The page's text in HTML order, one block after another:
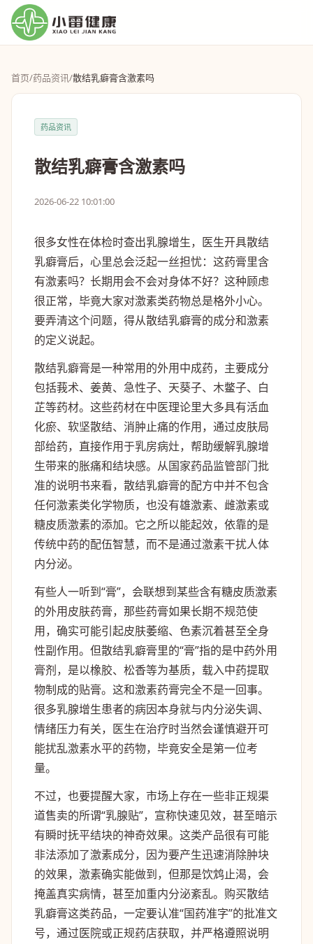
首页/药品资讯/散结乳癖膏含激素吗
药品资讯
散结乳癖膏含激素吗
2026-06-22 10:01:00
很多女性在体检时查出乳腺增生，医生开具散结
乳癖膏后，心里总会泛起一丝担忧：这药膏里含
有激素吗？长期用会不会对身体不好？这种顾虑
很正常，毕竟大家对激素类药物总是格外小心。
要弄清这个问题，得从散结乳癖膏的成分和激素
的定义说起。
散结乳癖膏是一种常用的外用中成药，主要成分
包括莪术、姜黄、急性子、天葵子、木鳖子、白
芷等药材。这些药材在中医理论里大多具有活血
化瘀、软坚散结、消肿止痛的作用，通过皮肤局
部给药，直接作用于乳房病灶，帮助缓解乳腺增
生带来的胀痛和结块感。从国家药品监管部门批
准的说明书来看，散结乳癖膏的配方中并不包含
任何激素类化学物质，也没有雄激素、雌激素或
糖皮质激素的添加。它之所以能起效，依靠的是
传统中药的配伍智慧，而不是通过激素干扰人体
内分泌。
有些人一听到“膏”，会联想到某些含有糖皮质激素
的外用皮肤药膏，那些药膏如果长期不规范使
用，确实可能引起皮肤萎缩、色素沉着甚至全身
性副作用。但散结乳癖膏里的“膏”指的是中药外用
膏剂，是以橡胶、松香等为基质，载入中药提取
物制成的贴膏。这和激素药膏完全不是一回事。
很多乳腺增生患者的病因本身就与内分泌失调、
情绪压力有关，医生在治疗时当然会谨慎避开可
能扰乱激素水平的药物，毕竟安全是第一位考
量。
不过，也要提醒大家，市场上存在一些非正规渠
道售卖的所谓“乳腺贴”，宣称快速见效，甚至暗示
有瞬时抚平结块的神奇效果。这类产品很有可能
非法添加了激素成分，因为要产生迅速消除肿块
的效果，激素确实能做到，但那是饮鸩止渴，会
掩盖真实病情，甚至加重内分泌紊乱。购买散结
乳癖膏这类药品，一定要认准“国药准字”的批准文
号，通过医院或正规药店获取，并严格遵照说明